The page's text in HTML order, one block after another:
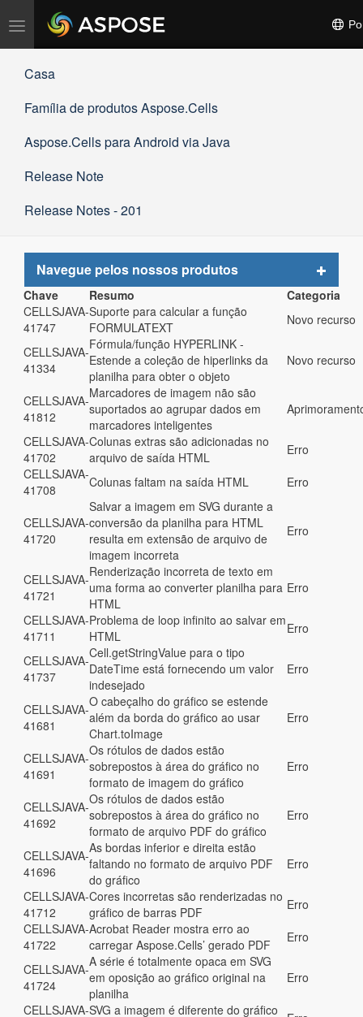
Alternar
navegação
Casa
Família de produtos Aspose.Cells
Aspose.Cells para Android via Java
Release Note
Release Notes - 201
Navegue pelos nossos produtos
Toggle
Chave Resumo
Categoria
CELLSJAVA-
41747
Suporte para calcular a função
FORMULATEXT
Novo recurso
CELLSJAVA-
41334
Fórmula/função HYPERLINK -
Estende a coleção de hiperlinks da
planilha para obter o objeto
Novo recurso
CELLSJAVA-
41812
Marcadores de imagem não são
suportados ao agrupar dados em
marcadores inteligentes
CELLSJAVA-
41702
Colunas extras são adicionadas no
arquivo de saída HTML
Erro
CELLSJAVA-
41708
Colunas faltam na saída HTML Erro
CELLSJAVA-
41720
Salvar a imagem em SVG durante a
conversão da planilha para HTML
resulta em extensão de arquivo de
imagem incorreta
Erro
CELLSJAVA-
41721
Renderização incorreta de texto em
uma forma ao converter planilha para
HTML
Erro
CELLSJAVA-
41711
Problema de loop infinito ao salvar em
HTML
Erro
CELLSJAVA-
41737
Cell.getStringValue para o tipo
DateTime está fornecendo um valor
indesejado
Erro
CELLSJAVA-
41681
O cabeçalho do gráfico se estende
além da borda do gráfico ao usar
Chart.toImage
Erro
CELLSJAVA-
41691
Os rótulos de dados estão
sobrepostos à área do gráfico no
formato de imagem do gráfico
Erro
CELLSJAVA-
41692
Os rótulos de dados estão
sobrepostos à área do gráfico no
formato de arquivo PDF do gráfico
Erro
CELLSJAVA-
41696
As bordas inferior e direita estão
faltando no formato de arquivo PDF
do gráfico
Erro
CELLSJAVA-
41712
Cores incorretas são renderizadas no
gráfico de barras PDF
Erro
CELLSJAVA-
41722
Acrobat Reader mostra erro ao
carregar Aspose.Cells’ gerado PDF
Erro
CELLSJAVA-
41724
A série é totalmente opaca em SVG
em oposição ao gráfico original na
planilha
Erro
CELLSJAVA-SVG a imagem é diferente do gráfico